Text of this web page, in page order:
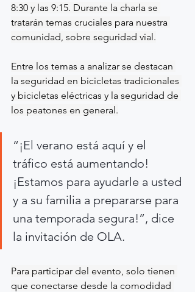
8:30 y las 9:15. Durante la charla se
tratarán temas cruciales para nuestra
comunidad, sobre seguridad vial.
Entre los temas a analizar se destacan
la seguridad en bicicletas tradicionales
y bicicletas eléctricas y la seguridad de
los peatones en general.
“¡El verano está aquí y el
tráfico está aumentando!
¡Estamos para ayudarle a usted
y a su familia a prepararse para
una temporada segura!”, dice
la invitación de OLA.
Para participar del evento, solo tienen
que conectarse desde la comodidad